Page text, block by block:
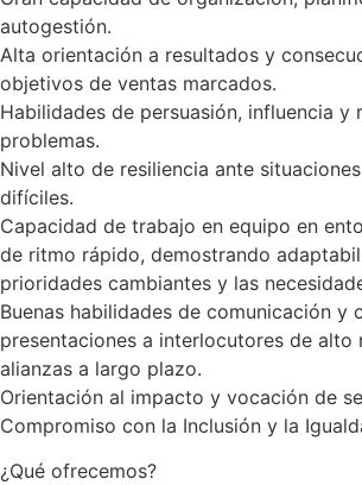
autogestión.
Alta orientación a resultados y
objetivos de ventas marcados.
Habilidades de persuasión, influencia y
problemas.
Nivel alto de resiliencia ante
difíciles.
Capacidad de trabajo en equipo en
de ritmo rápido, demostrando
prioridades cambiantes y las
Buenas habilidades de comunicación y
presentaciones a interlocutores de alto
alianzas a largo plazo.
Orientación al impacto y vocación de
Compromiso con la Inclusión y la
¿Qué ofrecemos?